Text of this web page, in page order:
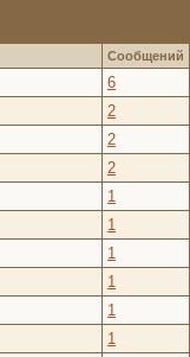
Сообщений
6
2
2
2
1
1
1
1
1
1